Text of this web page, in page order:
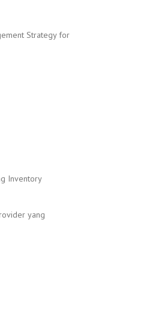
Strategy for
Inventory
yang